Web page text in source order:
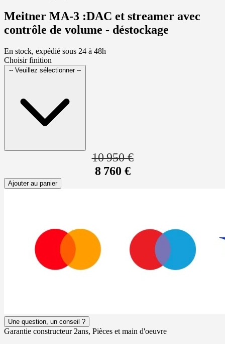
Meitner MA-3 :DAC et streamer avec
contrôle de volume - déstockage
En stock, expédié sous 24 à 48h
Choisir finition
-- Veuillez sélectionner --
10 950 €
8 760 €
Ajouter au panier
Une question, un conseil ?
Garantie constructeur 2ans, Pièces et main d'oeuvre